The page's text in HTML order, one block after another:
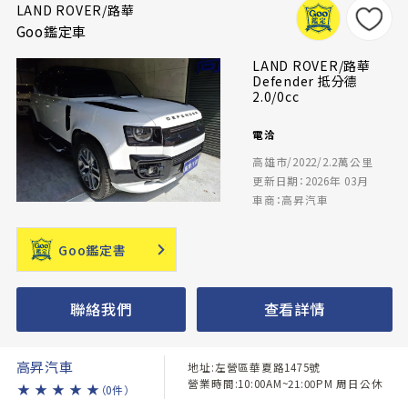
LAND ROVER/路華
Goo鑑定車
LAND ROVER/路華
Defender 抵分德
2.0/0cc
電洽
高雄市/2022/2.2萬公里
更新日期：2026年 03月
車商：高昇汽車
Goo鑑定書
聯絡我們 查看詳情
高昇汽車
★ ★ ★ ★ ★ （0件）
地址:左營區華夏路1475號
營業時間:10:00AM~21:00PM 周日公休